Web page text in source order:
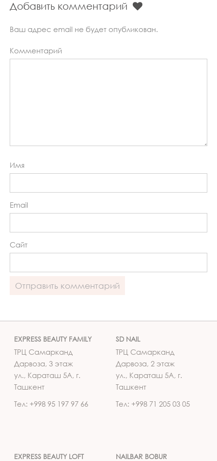
Добавить комментарий
Ваш адрес email не будет опубликован.
Комментарий
Имя
Email
Сайт
EXPRESS BEAUTY FAMILY
ТРЦ Самарканд
Дарвоза, 3 этаж
ул., Караташ 5А, г.
Ташкент
Тел: +998 95 197 97 66
SD NAIL
ТРЦ Самарканд
Дарвоза, 2 этаж
ул., Караташ 5А, г.
Ташкент
Тел: +998 71 205 03 05
EXPRESS BEAUTY LOFT NAILBAR BOBUR